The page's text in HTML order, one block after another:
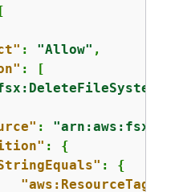
: "Allow" ,
: [
: "arn:aws:fsx:
: {
: {
"aws:ResourceTag/